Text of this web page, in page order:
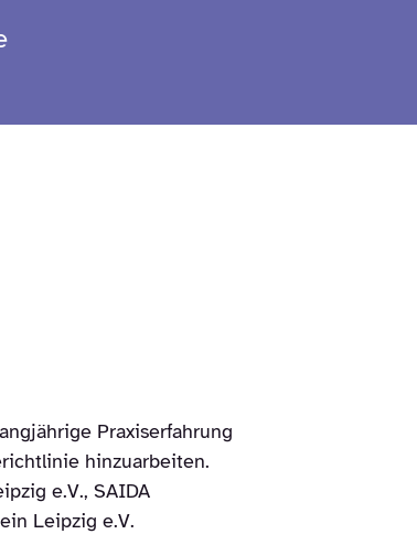
Praxiserfahrung
hinzuarbeiten.
e.V., SAIDA
Leipzig e.V.